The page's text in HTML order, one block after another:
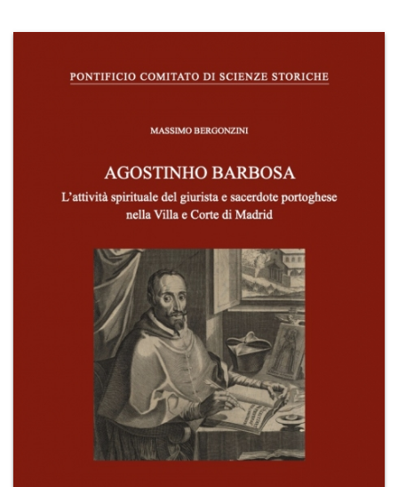
COLLANE
RIVISTE
CEI
AUTORI VARI